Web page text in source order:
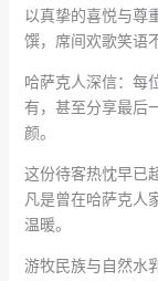
以真挚的喜悦与尊
馔，席间欢歌笑语
哈萨克人深信：每
有，甚至分享最后
颜。
这份待客热忱早已
凡是曾在哈萨克人
温暖。
游牧民族与自然水